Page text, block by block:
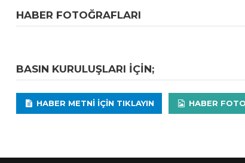
HABER FOTOĞRAFLARI
BASIN KURULUŞLARI IÇIN;
HABER METNI IÇIN TIKLAYIN HABER